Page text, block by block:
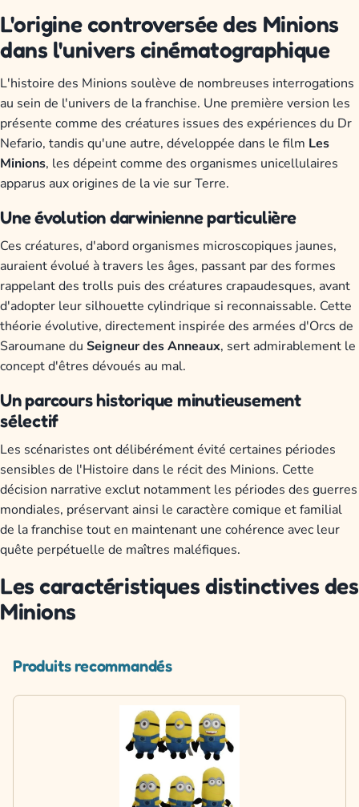
L'origine controversée des Minions
dans l'univers cinématographique
L'histoire des Minions soulève de nombreuses interrogations
au sein de l'univers de la franchise. Une première version les
présente comme des créatures issues des expériences du Dr
Nefario, tandis qu'une autre, développée dans le film Les
Minions, les dépeint comme des organismes unicellulaires
apparus aux origines de la vie sur Terre.
Une évolution darwinienne particulière
Ces créatures, d'abord organismes microscopiques jaunes,
auraient évolué à travers les âges, passant par des formes
rappelant des trolls puis des créatures crapaudesques, avant
d'adopter leur silhouette cylindrique si reconnaissable. Cette
théorie évolutive, directement inspirée des armées d'Orcs de
Saroumane du Seigneur des Anneaux, sert admirablement le
concept d'êtres dévoués au mal.
Un parcours historique minutieusement
sélectif
Les scénaristes ont délibérément évité certaines périodes
sensibles de l'Histoire dans le récit des Minions. Cette
décision narrative exclut notamment les périodes des guerres
mondiales, préservant ainsi le caractère comique et familial
de la franchise tout en maintenant une cohérence avec leur
quête perpétuelle de maîtres maléfiques.
Les caractéristiques distinctives des
Minions
Produits recommandés